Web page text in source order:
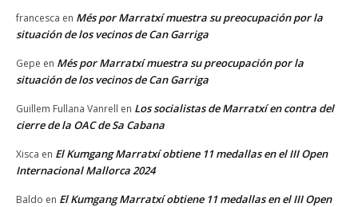
francesca en Més por Marratxí muestra su preocupación por la
situación de los vecinos de Can Garriga
Gepe en Més por Marratxí muestra su preocupación por la
situación de los vecinos de Can Garriga
Guillem Fullana Vanrell en Los socialistas de Marratxí en contra del
cierre de la OAC de Sa Cabana
Xisca en El Kumgang Marratxí obtiene 11 medallas en el III Open
Internacional Mallorca 2024
Baldo en El Kumgang Marratxí obtiene 11 medallas en el III Open